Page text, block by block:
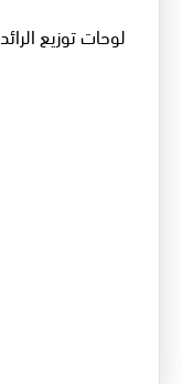
لوحات توزيع الرائد